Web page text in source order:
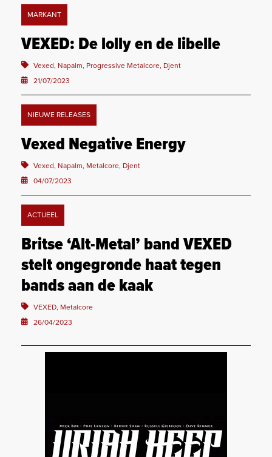
MARKANT
VEXED: De lolly en de libelle
Vexed, Napalm, Progressive Metalcore, Djent
21/07/2023
NIEUWE RELEASES
Vexed Negative Energy
Vexed, Napalm, Metalcore, Djent
04/07/2023
ACTUEEL
Britse ‘Alt-Metal’ band VEXED
stelt ongegronde haat tegen
bands aan de kaak
VEXED, Metalcore
26/04/2023